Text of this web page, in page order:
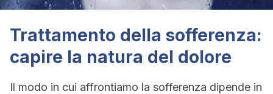
Trattamento della sofferenza:
capire la natura del dolore
Il modo in cui affrontiamo la sofferenza dipende in